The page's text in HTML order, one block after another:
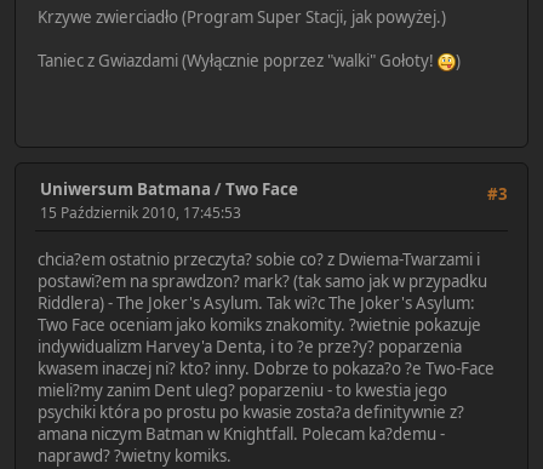
Krzywe zwierciadło (Program Super Stacji, jak powyżej.)
Taniec z Gwiazdami (Wyłącznie poprzez "walki" Gołoty!
)
#3
Uniwersum Batmana /Two Face
15 Październik 2010, 17:45:53
chcia?em ostatnio przeczyta? sobie co? z Dwiema-Twarzami i
postawi?em na sprawdzon? mark? (tak samo jak w przypadku
Riddlera) - The Joker's Asylum. Tak wi?c The Joker's Asylum:
Two Face oceniam jako komiks znakomity. ?wietnie pokazuje
indywidualizm Harvey'a Denta, i to ?e prze?y? poparzenia
kwasem inaczej ni? kto? inny. Dobrze to pokaza?o ?e Two-Face
mieli?my zanim Dent uleg? poparzeniu - to kwestia jego
psychiki która po prostu po kwasie zosta?a definitywnie z?
amana niczym Batman w Knightfall. Polecam ka?demu -
naprawd? ?wietny komiks.